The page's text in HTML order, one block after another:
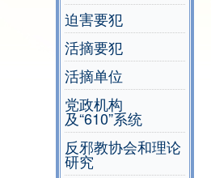
迫害要犯
活摘要犯
活摘单位
党政机构
及“610”系统
反邪教协会和理论
研究